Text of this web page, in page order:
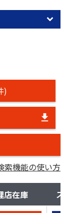
)
索機能の使い方
店在庫 ス